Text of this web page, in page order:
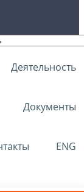
Деятельность
Документы
ENG